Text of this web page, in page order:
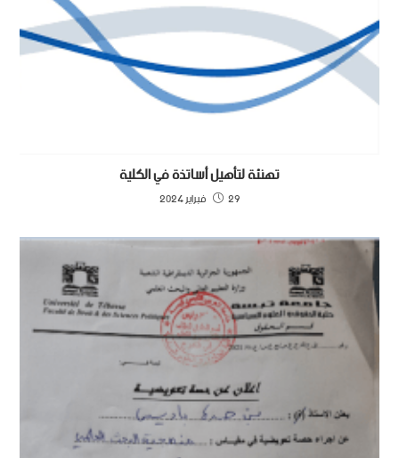
تهنئة لتأهيل أساتذة في الكلية
29 فبراير 2024